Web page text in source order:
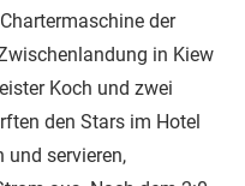
der
in Kiew
Koch und zwei
den Stars im Hotel
und servieren,